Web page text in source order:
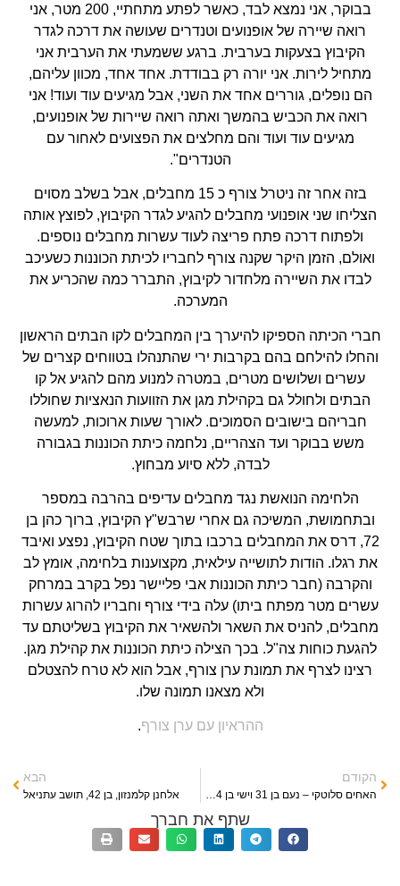
בבוקר, אני נמצא לבד, כאשר לפתע מתחתיי, 200 מטר, אני
רואה שיירה של אופנועים וטנדרים שעושה את דרכה לגדר
הקיבוץ בצעקות בערבית. ברגע ששמעתי את הערבית אני
מתחיל לירות. אני יורה רק בבודדת. אחד אחד, מכוון עליהם,
הם נופלים, גוררים אחד את השני, אבל מגיעים עוד ועוד! אני
רואה את הכביש בהמשך ואתה רואה שיירות של אופנועים,
מגיעים עוד ועוד והם מחלצים את הפצועים לאחור עם
הטנדרים".
בזה אחר זה ניטרל צורף כ 15 מחבלים, אבל בשלב מסוים
הצליחו שני אופנועי מחבלים להגיע לגדר הקיבוץ, לפוצץ אותה
ולפתוח דרכה פתח פריצה לעוד עשרות מחבלים נוספים.
ואולם, הזמן היקר שקנה צורף לחבריו לכיתת הכוננות כשעיכב
לבדו את השיירה מלחדור לקיבוץ, התברר כמה שהכריע את
המערכה.
חברי הכיתה הספיקו להיערך בין המחבלים לקו הבתים הראשון
והחלו להילחם בהם בקרבות ירי שהתנהלו בטווחים קצרים של
עשרים ושלושים מטרים, במטרה למנוע מהם להגיע אל קו
הבתים ולחולל גם בקהילת מגן את הזוועות הנאציות שחוללו
חבריהם בישובים הסמוכים. לאורך שעות ארוכות, למעשה
משש בבוקר ועד הצהריים, נלחמה כיתת הכוננות בגבורה
לבדה, ללא סיוע מבחוץ.
הלחימה הנואשת נגד מחבלים עדיפים בהרבה במספר
ובתחמושת, המשיכה גם אחרי שרבש"ץ הקיבוץ, ברוך כהן בן
72, דרס את המחבלים ברכבו בתוך שטח הקיבוץ, נפצע ואיבד
את רגלו. הודות לתושייה עילאית, מקצוענות בלחימה, אומץ לב
והקרבה (חבר כיתת הכוננות אבי פליישר נפל בקרב במרחק
עשרים מטר מפתח ביתו) עלה בידי צורף וחבריו להרוג עשרות
מחבלים, להניס את השאר ולהשאיר את הקיבוץ בשליטתם עד
להגעת כוחות צה"ל. בכך הצילה כיתת הכוננות את קהילת מגן.
רצינו לצרף את תמונת ערן צורף, אבל הוא לא טרח להצטלם
ולא מצאנו תמונה שלו.
ההראיון עם ערן צורף.
הקודם הבא
אלחנן קלמנזון, בן 42, תושב עתניאל
שתף את חברך